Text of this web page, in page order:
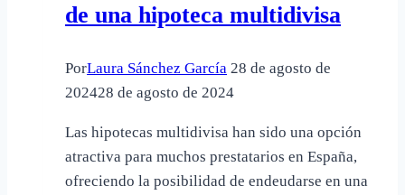
de una hipoteca multidivisa
PorLaura Sánchez García 28 de agosto de
202428 de agosto de 2024
Las hipotecas multidivisa han sido una opción
atractiva para muchos prestatarios en España,
ofreciendo la posibilidad de endeudarse en una